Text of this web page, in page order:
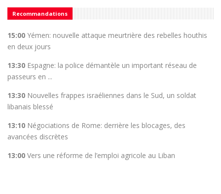
Recommandations
15:00 Yémen: nouvelle attaque meurtrière des rebelles houthis
en deux jours
13:30 Espagne: la police démantèle un important réseau de
passeurs en ...
13:30 Nouvelles frappes israéliennes dans le Sud, un soldat
libanais blessé
13:10 Négociations de Rome: derrière les blocages, des
avancées discrètes
13:00 Vers une réforme de l’emploi agricole au Liban